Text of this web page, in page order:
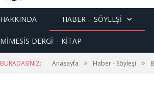
HAKKINDA HABER – SÖYLEŞI
MİMESİS DERGİ – KİTAP
BURADASINIZ: Anasayfa » Haber - Söyleşi »